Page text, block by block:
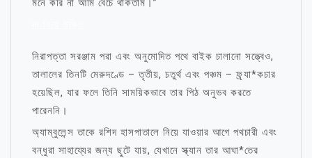
মনে করি না আমি বেঁচে থাকতাম।”
নিরাপত্তা সরঞ্জাম পরা এবং অনুমোদিত পথে বাইক চালানো সত্ত্বেও,
তালালের তিনটি মেরুদণ্ডে – তৃতীয়, চতুর্থ এবং পঞ্চম – ফ্র্যা*কচার
হয়েছিল, যার ফলে তিনি সাময়িকভাবে তার পিঠ অনুভব করতে
পারেননি।
অ্যাম্বুলেন্স তাকে রশিদ হাসপাতালে নিয়ে যাওয়ার আগে পথচারী এবং
বন্ধুরা সাহায্যের জন্য ছুটে যায়, যেখানে স্ক্যান তার আঘা*তের